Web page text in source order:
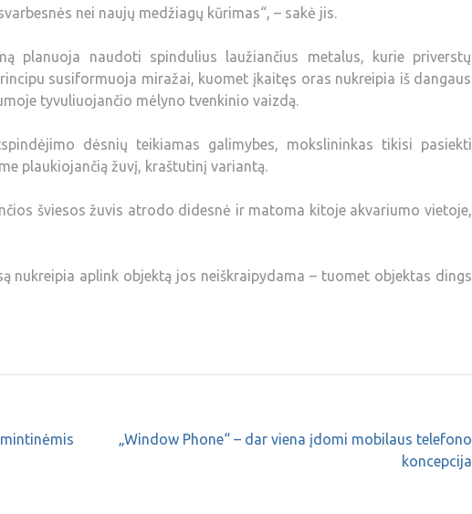
nei naujų medžiagų kūrimas“, – sakė jis.
planuoja naudoti spindulius laužiančius metalus, kurie priverstų
susiformuoja miražai, kuomet įkaitęs oras nukreipia iš dangaus
tyvuliuojančio mėlyno tvenkinio vaizdą.
dėsnių teikiamas galimybes, mokslininkas tikisi pasiekti
plaukiojančią žuvį, kraštutinį variantą.
šviesos žuvis atrodo didesnė ir matoma kitoje akvariumo vietoje,
nukreipia aplink objektą jos neiškraipydama – tuomet objektas dings
„Window Phone“ – dar viena įdomi mobilaus telefono
koncepcija